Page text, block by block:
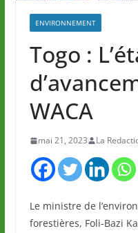
ENVIRONNEMENT
Togo :
WACA
mai 21, 2023 La
Le ministre de
forestières, Foli-Bazi